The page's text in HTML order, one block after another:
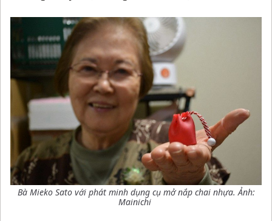
Bà Mieko Sato với phát minh dụng cụ mở nắp chai nhựa. Ảnh:
Mainichi